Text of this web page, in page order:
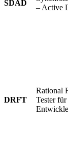
SDAD
– Active
DRFT
Rational
Tester